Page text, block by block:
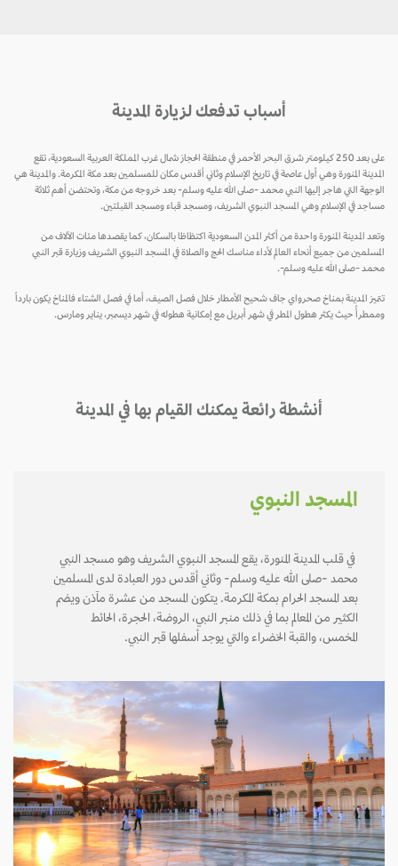
أسباب تدفعك لزيارة المدينة
على بعد 250 كيلومتر شرق البحر الأحمر في منطقة الحجاز شمال غرب المملكة العربية السعودية، تقع
المدينة المنورة وهي أول عاصمة في تاريخ الإسلام وثاني أقدس مكان للمسلمين بعد مكة المكرمة. والمدينة هي
الوجهة التي هاجر إليها النبي محمد -صلى الله عليه وسلم- بعد خروجه من مكة، وتحتضن أهم ثلاثة
مساجد في الإسلام وهي المسجد النبوي الشريف، ومسجد قباء ومسجد القبلتين.
وتعد المدينة المنورة واحدة من أكثر المدن السعودية اكتظاظا بالسكان، كما يقصدها مئات الآلاف من
المسلمين من جميع أنحاء العالم لأداء مناسك الحج والصلاة في المسجد النبوي الشريف وزيارة قبر النبي
محمد -صلى الله عليه وسلم-.
تتميز المدينة بمناخ صحرواي جاف شحيح الأمطار خلال فصل الصيف، أما في فصل الشتاء فالمناخ يكون بارداً
وممطرأً حيث يكثر هطول المطر في شهر أبريل مع إمكانية هطوله في شهر ديسمبر، يناير ومارس.
أنشطة رائعة يمكنك القيام بها في المدينة
المسجد النبوي
في قلب المدينة المنورة، يقع المسجد النبوي الشريف وهو مسجد النبي
محمد -صلى الله عليه وسلم- وثاني أقدس دور العبادة لدى المسلمين
بعد المسجد الحرام بمكة المكرمة. يتكون المسجد من عشرة مآذن ويضم
الكثير من المعالم بما في ذلك منبر النبي، الروضة، الحجرة، الحائط
المخمس، والقبة الخضراء والتي يوجد أسفلها قبر النبي.